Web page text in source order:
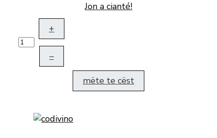
Jon a cianté!
+
–
mëte te cëst